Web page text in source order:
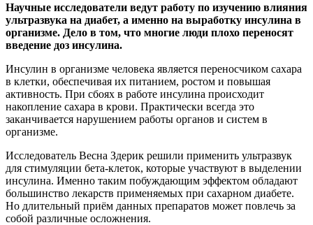
Научные исследователи ведут работу по изучению влияния
ультразвука на диабет, а именно на выработку инсулина в
организме. Дело в том, что многие люди плохо переносят
введение доз инсулина.
Инсулин в организме человека является переносчиком сахара
в клетки, обеспечивая их питанием, ростом и повышая
активность. При сбоях в работе инсулина происходит
накопление сахара в крови. Практически всегда это
заканчивается нарушением работы органов и систем в
организме.
Исследователь Весна Здерик решили применить ультразвук
для стимуляции бета-клеток, которые участвуют в выделении
инсулина. Именно таким побуждающим эффектом обладают
большинство лекарств применяемых при сахарном диабете.
Но длительный приём данных препаратов может повлечь за
собой различные осложнения.